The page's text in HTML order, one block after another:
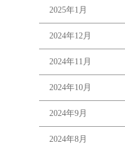
2025年1月
2024年12月
2024年11月
2024年10月
2024年9月
2024年8月